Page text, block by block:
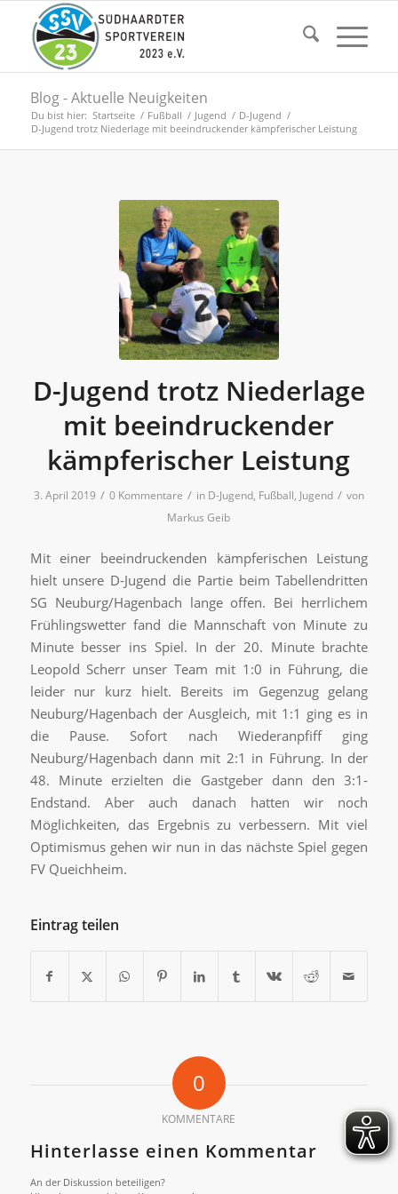
Blog - Aktuelle Neuigkeiten
Du bist hier: Startseite / Fußball / Jugend / D-Jugend /
D-Jugend trotz Niederlage mit beeindruckender kämpferischer Leistung
D-Jugend trotz Niederlage
mit beeindruckender
kämpferischer Leistung
3. April 2019 / 0 Kommentare / in D-Jugend, Fußball, Jugend / von
Markus Geib
Mit einer beeindruckenden kämpferischen Leistung
hielt unsere D-Jugend die Partie beim Tabellendritten
SG Neuburg/Hagenbach lange offen. Bei herrlichem
Frühlingswetter fand die Mannschaft von Minute zu
Minute besser ins Spiel. In der 20. Minute brachte
Leopold Scherr unser Team mit 1:0 in Führung, die
leider nur kurz hielt. Bereits im Gegenzug gelang
Neuburg/Hagenbach der Ausgleich, mit 1:1 ging es in
die Pause. Sofort nach Wiederanpfiff ging
Neuburg/Hagenbach dann mit 2:1 in Führung. In der
48. Minute erzielten die Gastgeber dann den 3:1-
Endstand. Aber auch danach hatten wir noch
Möglichkeiten, das Ergebnis zu verbessern. Mit viel
Optimismus gehen wir nun in das nächste Spiel gegen
FV Queichheim.
Eintrag teilen
0
KOMMENTARE
Hinterlasse einen Kommentar
An der Diskussion beteiligen?